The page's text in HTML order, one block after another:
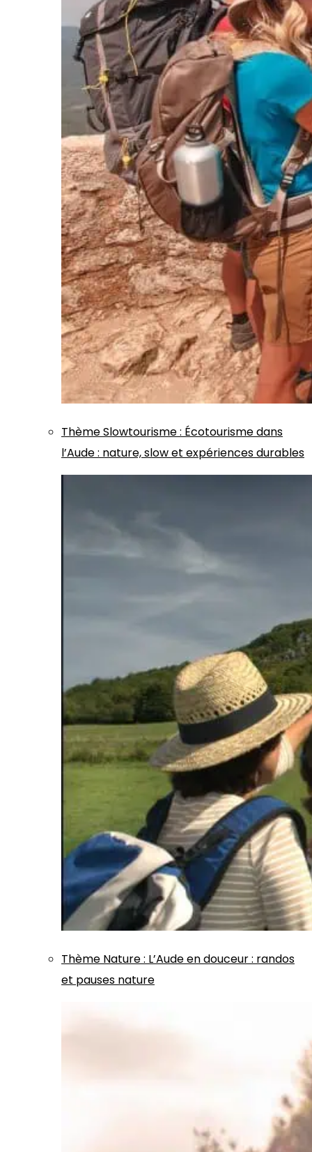
ThèmeSlowtourisme: Écotourisme dans
l’Aude : nature, slow et expériences durables
Thème Nature: L’Aude en douceur : randos
et pauses nature